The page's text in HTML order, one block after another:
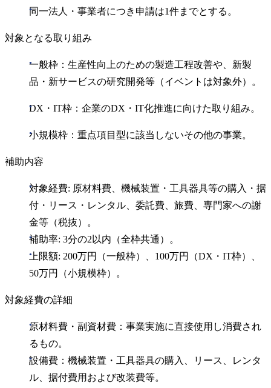
同一法人・事業者につき申請は1件までとする。
対象となる取り組み
一般枠：生産性向上のための製造工程改善や、新製
品・新サービスの研究開発等（イベントは対象外）。
DX・IT枠：企業のDX・IT化推進に向けた取り組み。
小規模枠：重点項目型に該当しないその他の事業。
補助内容
対象経費: 原材料費、機械装置・工具器具等の購入・据
付・リース・レンタル、委託費、旅費、専門家への謝
金等（税抜）。
補助率: 3分の2以内（全枠共通）。
上限額: 200万円（一般枠）、100万円（DX・IT枠）、
50万円（小規模枠）。
対象経費の詳細
原材料費・副資材費：事業実施に直接使用し消費され
るもの。
設備費：機械装置・工具器具の購入、リース、レンタ
ル、据付費用および改装費等。